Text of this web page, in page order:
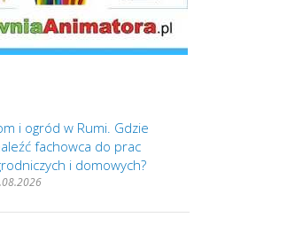
i ogród w Rumi. Gdzie
fachowca do prac
i domowych?